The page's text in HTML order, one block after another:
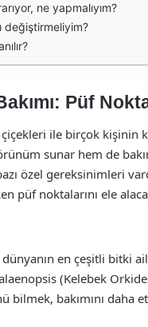
ne yapmalıyım?
değiştirmeliyim?
Püf
çiçekleri ile birçok
sunar hem de
özel gereksinimleri
püf noktalarını ele
en çeşitli bitki
(Kelebek
bakımını daha